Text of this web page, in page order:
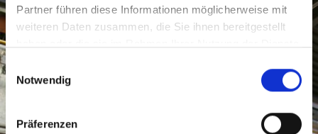
Partner führen diese Informationen möglicherweise mit
weiteren Daten zusammen, die Sie ihnen bereitgestellt
Einwilligungsauswahl
Notwendig
Präferenzen